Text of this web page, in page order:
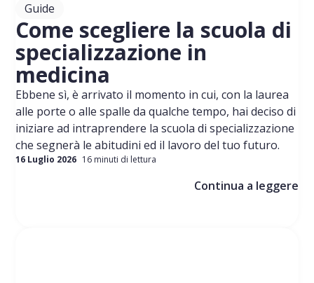
Guide
Come scegliere la scuola di
specializzazione in
medicina
Ebbene sì, è arrivato il momento in cui, con la laurea
alle porte o alle spalle da qualche tempo, hai deciso di
iniziare ad intraprendere la scuola di specializzazione
che segnerà le abitudini ed il lavoro del tuo futuro.
16 Luglio 2026 16 minuti di lettura
Continua a leggere